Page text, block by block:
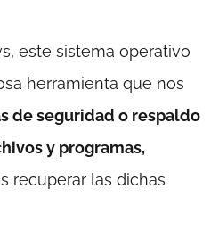
este sistema operativo
herramienta que nos
de seguridad o respaldo
y programas,
recuperar las dichas